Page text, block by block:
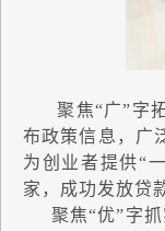
聚焦“广”字拓
布政策信息，广
为创业者提供“
家，成功发放贷
聚焦“优”字抓